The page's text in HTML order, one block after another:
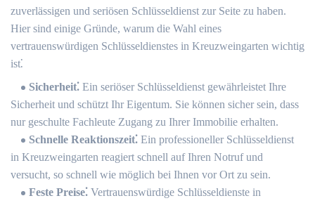
zuverlässigen und seriösen Schlüsseldienst zur Seite zu haben.​
Hier sind einige Gründe, warum die Wahl eines
vertrauenswürdigen Schlüsseldienstes in Kreuzweingarten wichtig
ist⁚
Sicherheit⁚ Ein seriöser Schlüsseldienst gewährleistet Ihre
Sicherheit und schützt Ihr Eigentum.​ Sie können sicher sein, dass
nur geschulte Fachleute Zugang zu Ihrer Immobilie erhalten.​
Schnelle Reaktionszeit⁚ Ein professioneller Schlüsseldienst
in Kreuzweingarten reagiert schnell auf Ihren Notruf und
versucht, so schnell wie möglich bei Ihnen vor Ort zu sein.​
Feste Preise⁚ Vertrauenswürdige Schlüsseldienste in